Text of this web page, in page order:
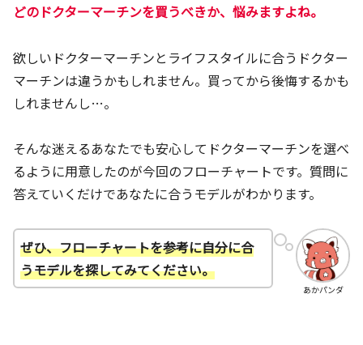
どのドクターマーチンを買うべきか、悩みますよね。
欲しいドクターマーチンとライフスタイルに合うドクター
マーチンは違うかもしれません。買ってから後悔するかも
しれませんし…。
そんな迷えるあなたでも安心してドクターマーチンを選べ
るように用意したのが今回のフローチャートです。質問に
答えていくだけであなたに合うモデルがわかります。
あかパンダ
ぜひ、フローチャートを参考に自分に合
うモデルを探してみてください。